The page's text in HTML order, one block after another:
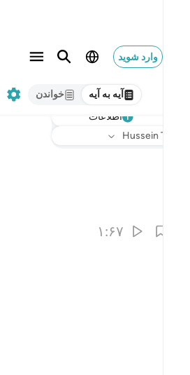
وارد شوید
آیه به آیه خواندن
اطلاعات
۱:۶۷